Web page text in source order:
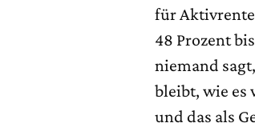
für
48 Prozent
niemand
bleibt, wie es
und das als